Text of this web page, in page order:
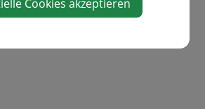
Cookies akzeptieren